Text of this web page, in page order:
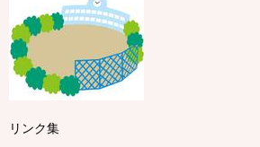
リンク集